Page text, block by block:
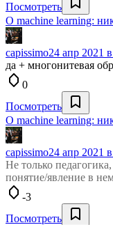
Посмотреть
О machine learning:
capissimo24 апр 2021
да + многонитевая
0
Посмотреть
О machine learning:
capissimo24 апр 2021
Не только
понятие/явление в
-3
Посмотреть